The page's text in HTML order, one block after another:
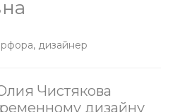
дизайнер
Чистякова
дизайну